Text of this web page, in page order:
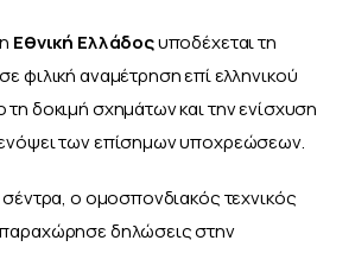
Εθνική Ελλάδος υποδέχεται τη
φιλική αναμέτρηση επί ελληνικού
δοκιμή σχημάτων και την ενίσχυση
των επίσημων υποχρεώσεων.
σέντρα, ο ομοσπονδιακός τεχνικός
δηλώσεις στην